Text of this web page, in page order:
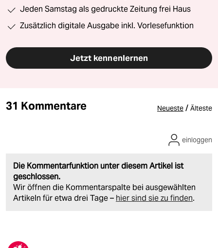
Jeden Samstag als gedruckte Zeitung frei Haus
Zusätzlich digitale Ausgabe inkl. Vorlesefunktion
Jetzt kennenlernen
31 Kommentare Neueste / Älteste
Die Kommentarfunktion unter diesem Artikel ist
geschlossen.
Wir öffnen die Kommentarspalte bei ausgewählten
Artikeln für etwa drei Tage – hier sind sie zu finden.
einloggen